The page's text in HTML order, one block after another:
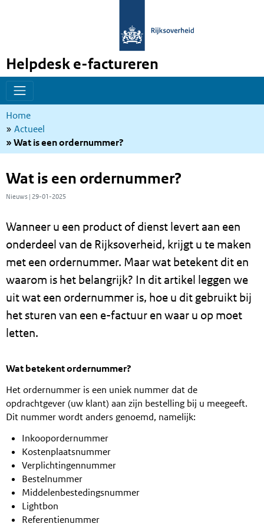
Helpdesk e-factureren
Overslaan
en
naar
de
inhoud
gaan
Overslaan
en
naar
de
hoofdnavigatie
gaan
Kruimelpad
Home
Actueel
Wat is een ordernummer?
Wat is een ordernummer?
Nieuws | 29-01-2025
Wanneer u een product of dienst levert aan een
onderdeel van de Rijksoverheid, krijgt u te maken
met een ordernummer. Maar wat betekent dit en
waarom is het belangrijk? In dit artikel leggen we
uit wat een ordernummer is, hoe u dit gebruikt bij
het sturen van een e-factuur en waar u op moet
letten.
Wat betekent ordernummer?
Het ordernummer is een uniek nummer dat de
opdrachtgever (uw klant) aan zijn bestelling bij u meegeeft.
Dit nummer wordt anders genoemd, namelijk:
Inkoopordernummer
Kostenplaatsnummer
Verplichtingennummer
Bestelnummer
Middelenbestedingsnummer
Lightbon
Referentienummer